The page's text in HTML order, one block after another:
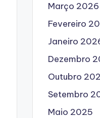
Março 2026
Fevereiro
Janeiro
Dezembro
Outubro
Setembro
Maio 2025